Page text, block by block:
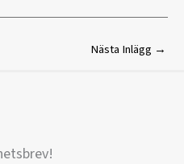
Nästa Inlägg →